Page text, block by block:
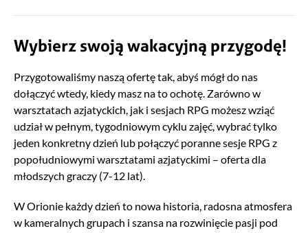
Wybierz swoją wakacyjną przygodę!
Przygotowaliśmy naszą ofertę tak, abyś mógł do nas
dołączyć wtedy, kiedy masz na to ochotę. Zarówno w
warsztatach azjatyckich, jak i sesjach RPG możesz wziąć
udział w pełnym, tygodniowym cyklu zajęć, wybrać tylko
jeden konkretny dzień lub połączyć poranne sesje RPG z
popołudniowymi warsztatami azjatyckimi – oferta dla
młodszych graczy (7-12 lat).
W Orionie każdy dzień to nowa historia, radosna atmosfera
w kameralnych grupach i szansa na rozwinięcie pasji pod